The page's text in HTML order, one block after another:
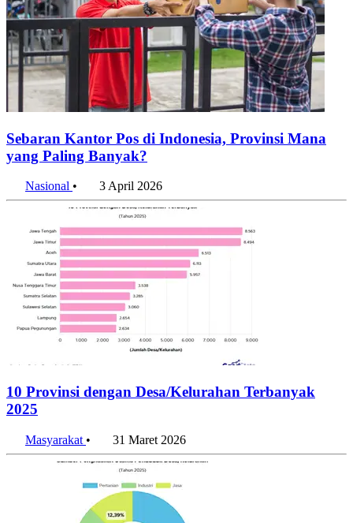
Sebaran Kantor Pos di Indonesia, Provinsi Mana
yang Paling Banyak?
Nasional • 3 April 2026
10 Provinsi dengan Desa/Kelurahan Terbanyak
2025
Masyarakat • 31 Maret 2026